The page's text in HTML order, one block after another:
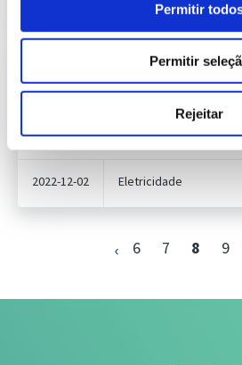
Permitir
Permitir
Rejeitar
Previsão do
Elétrica de
Publicação com
informação sobre
2022-12-02 Eletricidade
6 7 8 9